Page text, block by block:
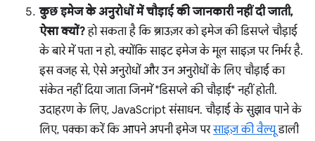
कुछ इमेज के अनुरोधों में चौड़ाई की जानकारी नहीं दी जाती,
ऐसा क्यों?हो सकता है कि ब्राउज़र को इमेज की डिसप्ले चौड़ाई
के बारे में पता न हो, क्योंकि साइट इमेज के मूल साइज़ पर निर्भर है.
इस वजह से, ऐसे अनुरोधों और उन अनुरोधों के लिए चौड़ाई का
संकेत नहीं दिया जाता जिनमें "डिसप्ले की चौड़ाई" नहीं होती.
उदाहरण के लिए, JavaScript संसाधन. चौड़ाई के सुझाव पाने के
लिए, पक्का करें कि आपने अपनी इमेज परसाइज़ की वैल्यूडाली